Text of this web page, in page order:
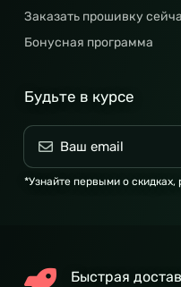
Заказать прошивку
Бонусная программа
Будьте в курсе
*Узнайте первыми о
Быстрая